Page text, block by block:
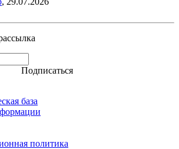
Подписаться
база
политика